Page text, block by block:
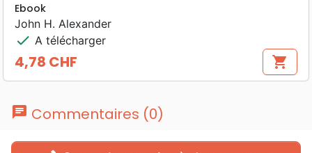
Ebook
John H. Alexander
check A télécharger
Prix
4,78 CHF shopping_cart
chat Commentaires (0)